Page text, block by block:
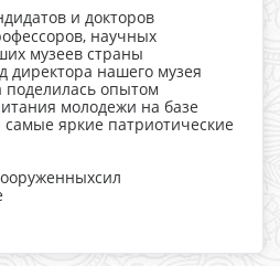
и докторов
научных
музеев страны
директора нашего музея
опытом
молодежи на базе
яркие патриотические